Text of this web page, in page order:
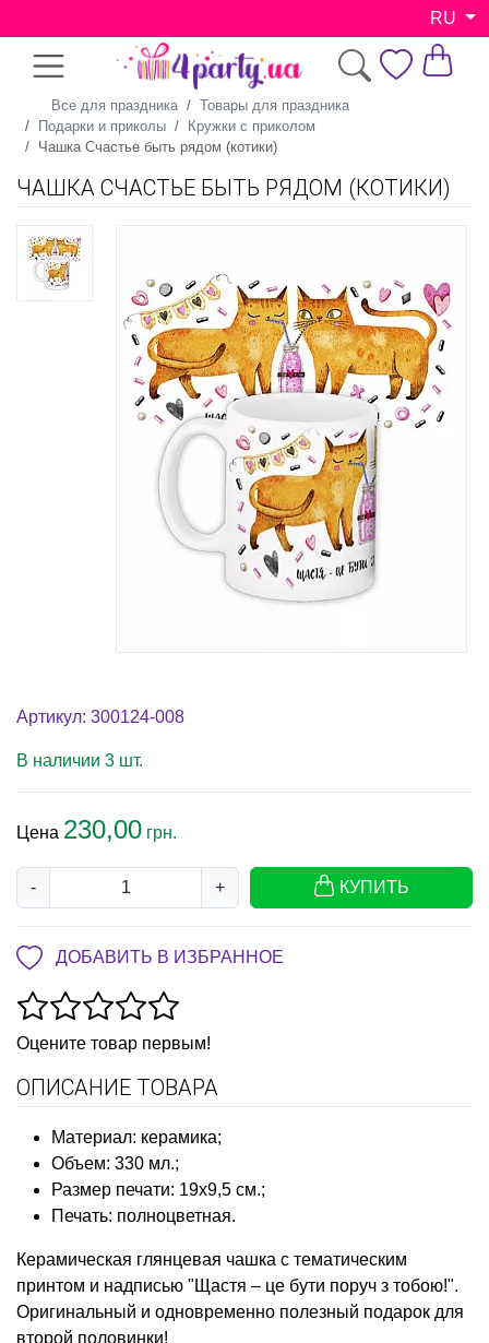
RU
Все для праздника
Товары для праздника
Подарки и приколы
Кружки с приколом
Чашка Счастье быть рядом (котики)
ЧАШКА СЧАСТЬЕ БЫТЬ РЯДОМ (КОТИКИ)
Артикул: 300124-008
В наличии 3 шт.
Цена 230,00 грн.
- + КУПИТЬ
ДОБАВИТЬ В ИЗБРАННОЕ
Оцените товар первым!
ОПИСАНИЕ ТОВАРА
Материал: керамика;
Объем: 330 мл.;
Размер печати: 19х9,5 см.;
Печать: полноцветная.
Керамическая глянцевая чашка с тематическим
принтом и надписью "Щастя – це бути поруч з тобою!".
Оригинальный и одновременно полезный подарок для
второй половинки!